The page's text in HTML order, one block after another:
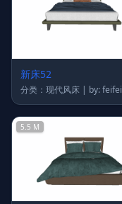
新床52
分类：现代风床 | by: feifei
5.5 M